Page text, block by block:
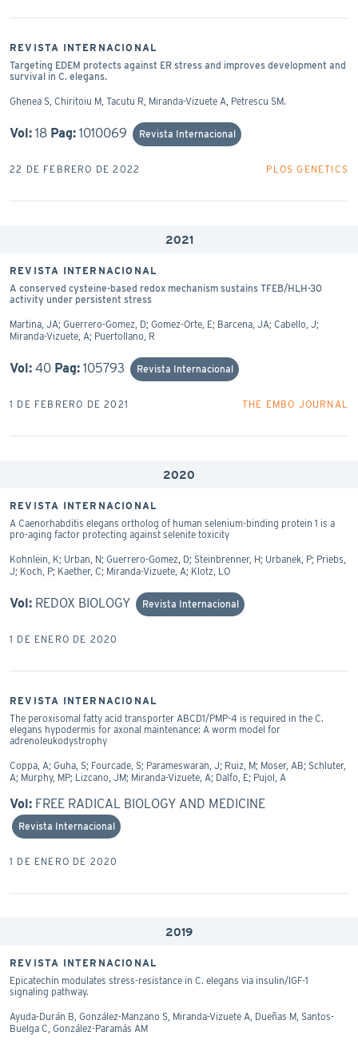
REVISTA INTERNACIONAL
Targeting EDEM protects against ER stress and improves development and
survival in C. elegans.
Ghenea S, Chiritoiu M, Tacutu R, Miranda-Vizuete A, Petrescu SM.
Vol: 18 Pag: 1010069 Revista Internacional
22 DE FEBRERO DE 2022 PLOS GENETICS
2021
REVISTA INTERNACIONAL
A conserved cysteine-based redox mechanism sustains TFEB/HLH-30
activity under persistent stress
Martina, JA; Guerrero-Gomez, D; Gomez-Orte, E; Barcena, JA; Cabello, J;
Miranda-Vizuete, A; Puertollano, R
Vol: 40 Pag: 105793 Revista Internacional
1 DE FEBRERO DE 2021 THE EMBO JOURNAL
2020
REVISTA INTERNACIONAL
A Caenorhabditis elegans ortholog of human selenium-binding protein 1 is a
pro-aging factor protecting against selenite toxicity
Kohnlein, K; Urban, N; Guerrero-Gomez, D; Steinbrenner, H; Urbanek, P; Priebs,
J; Koch, P; Kaether, C; Miranda-Vizuete, A; Klotz, LO
Vol: REDOX BIOLOGY Revista Internacional
1 DE ENERO DE 2020
REVISTA INTERNACIONAL
The peroxisomal fatty acid transporter ABCD1/PMP-4 is required in the C.
elegans hypodermis for axonal maintenance: A worm model for
adrenoleukodystrophy
Coppa, A; Guha, S; Fourcade, S; Parameswaran, J; Ruiz, M; Moser, AB; Schluter,
A; Murphy, MP; Lizcano, JM; Miranda-Vizuete, A; Dalfo, E; Pujol, A
Vol: FREE RADICAL BIOLOGY AND MEDICINE
Revista Internacional
1 DE ENERO DE 2020
2019
REVISTA INTERNACIONAL
Epicatechin modulates stress-resistance in C. elegans via insulin/IGF-1
signaling pathway.
Ayuda-Durán B, González-Manzano S, Miranda-Vizuete A, Dueñas M, Santos-
Buelga C, González-Paramás AM